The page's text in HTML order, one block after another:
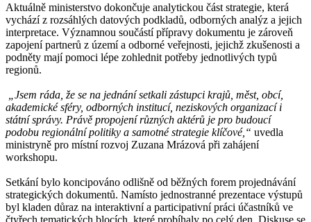
Aktuálně ministerstvo dokončuje analytickou část strategie, která
vychází z rozsáhlých datových podkladů, odborných analýz a jejich
interpretace. Významnou součástí přípravy dokumentu je zároveň
zapojení partnerů z území a odborné veřejnosti, jejichž zkušenosti a
podněty mají pomoci lépe zohlednit potřeby jednotlivých typů
regionů.
„Jsem ráda, že se na jednání setkali zástupci krajů, měst, obcí,
akademické sféry, odborných institucí, neziskových organizací i
státní správy. Právě propojení různých aktérů je pro budoucí
podobu regionální politiky a samotné strategie klíčové,“ uvedla
ministryně pro místní rozvoj Zuzana Mrázová při zahájení
workshopu.
Setkání bylo koncipováno odlišně od běžných forem projednávání
strategických dokumentů. Namísto jednostranné prezentace výstupů
byl kladen důraz na interaktivní a participativní práci účastníků ve
čtyřech tematických blocích, které probíhaly po celý den. Diskuse se